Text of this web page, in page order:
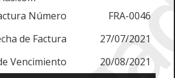
Número
FRA-0046
de Factura
27/07/2021
Vencimiento
20/08/2021